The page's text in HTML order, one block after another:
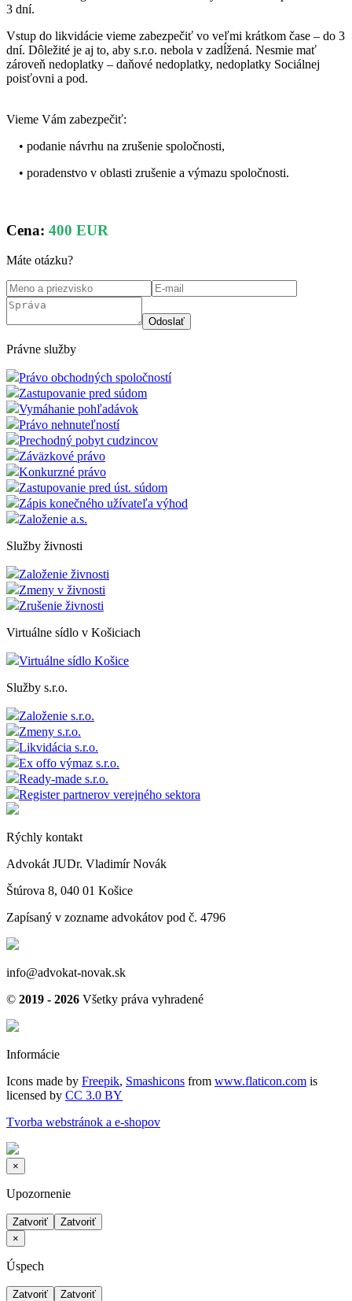
3 dní.
Vstup do likvidácie vieme zabezpečiť vo veľmi krátkom čase – do 3
dní. Dôležité je aj to, aby s.r.o. nebola v zadĺžená. Nesmie mať
zároveň nedoplatky – daňové nedoplatky, nedoplatky Sociálnej
poisťovni a pod.
Vieme Vám zabezpečiť:
• podanie návrhu na zrušenie spoločnosti,
• poradenstvo v oblasti zrušenie a výmazu spoločnosti.
Cena: 400 EUR
Máte otázku?
Odoslať
Právne služby
Právo obchodných spoločností
Zastupovanie pred súdom
Vymáhanie pohľadávok
Právo nehnuteľností
Prechodný pobyt cudzincov
Záväzkové právo
Konkurzné právo
Zastupovanie pred úst. súdom
Zápis konečného užívateľa výhod
Založenie a.s.
Služby živnosti
Založenie živnosti
Zmeny v živnosti
Zrušenie živnosti
Virtuálne sídlo v Košiciach
Virtuálne sídlo Košice
Služby s.r.o.
Založenie s.r.o.
Zmeny s.r.o.
Likvidácia s.r.o.
Ex offo výmaz s.r.o.
Ready-made s.r.o.
Register partnerov verejného sektora
Rýchly kontakt
Advokát JUDr. Vladimír Novák
Štúrova 8, 040 01 Košice
Zapísaný v zozname advokátov pod č. 4796
info@advokat-novak.sk
© 2019 - 2026 Všetky práva vyhradené
Informácie
Icons made by Freepik, Smashicons from www.flaticon.com is
licensed by CC 3.0 BY
Tvorba webstránok a e-shopov
×
Upozornenie
Zatvoriť
Zatvoriť
×
Úspech
Zatvoriť Zatvoriť